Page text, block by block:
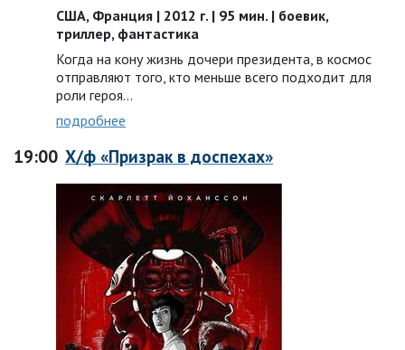
США, Франция | 2012 г. | 95 мин. | боевик,
триллер, фантастика
Когда на кону жизнь дочери президента, в космос
отправляют того, кто меньше всего подходит для
роли героя…
подробнее
19:00 Х/ф «Призрак в доспехах»